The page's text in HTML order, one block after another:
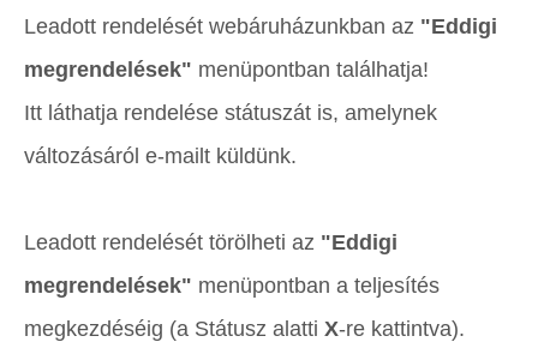
Leadott rendelését webáruházunkban az "Eddigi
megrendelések" menüpontban találhatja!
Itt láthatja rendelése státuszát is, amelynek
változásáról e-mailt küldünk.
Leadott rendelését törölheti az "Eddigi
megrendelések" menüpontban a teljesítés
megkezdéséig (a Státusz alatti X-re kattintva).